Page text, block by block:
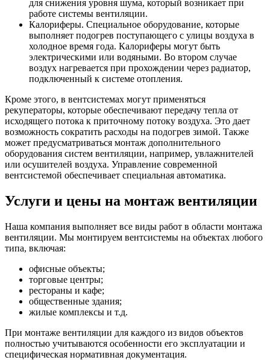
для снижения уровня шума, который возникает при
работе системы вентиляции.
Калориферы. Специальное оборудование, которые
выполняет подогрев поступающего с улицы воздуха в
холодное время года. Калориферы могут быть
электрическими или водяными. Во втором случае
воздух нагревается при прохождении через радиатор,
подключенный к системе отопления.
Кроме этого, в вентсистемах могут применяться
рекуператоры, которые обеспечивают передачу тепла от
исходящего потока к приточному потоку воздуха. Это дает
возможность сократить расходы на подогрев зимой. Также
может предусматриваться монтаж дополнительного
оборудования систем вентиляции, например, увлажнителей
или осушителей воздуха. Управление современной
вентсистемой обеспечивает специальная автоматика.
Услуги и цены на монтаж вентиляции
Наша компания выполняет все виды работ в области монтажа
вентиляции. Мы монтируем вентсистемы на объектах любого
типа, включая:
офисные объекты;
торговые центры;
рестораны и кафе;
общественные здания;
жилые комплексы и т.д.
При монтаже вентиляции для каждого из видов объектов
полностью учитываются особенности его эксплуатации и
специфическая нормативная документация.